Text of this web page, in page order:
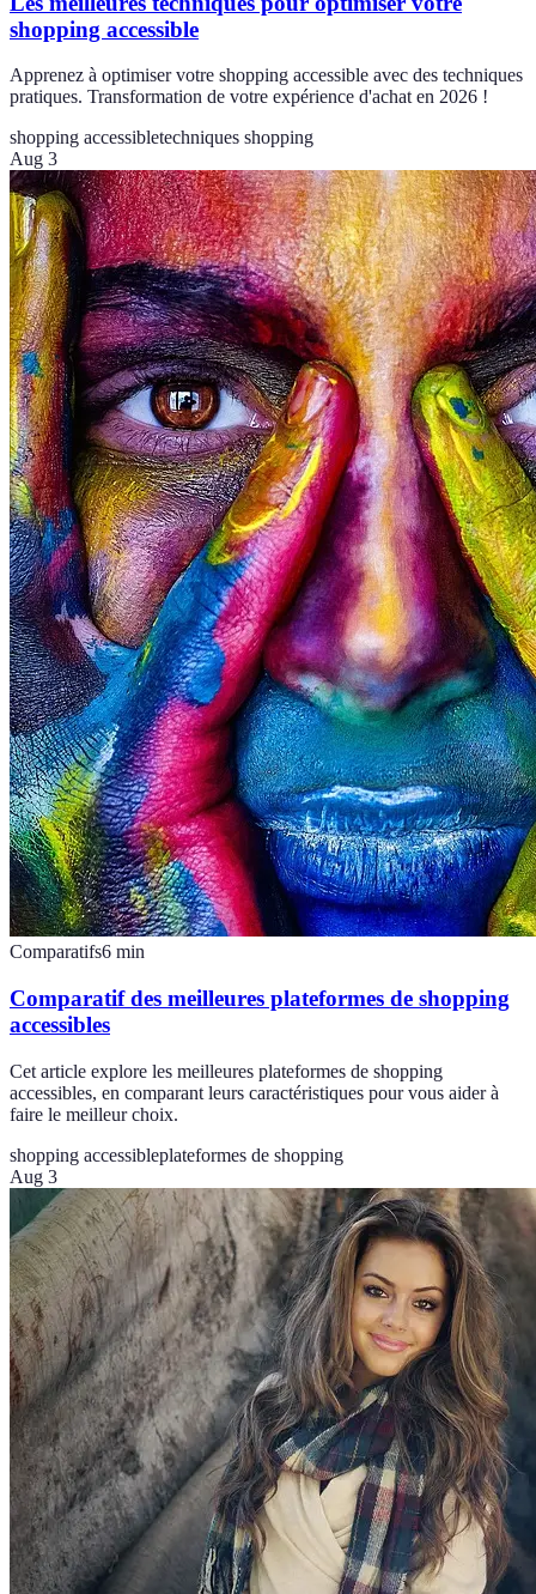
shopping accessible
Apprenez à optimiser votre shopping accessible avec des techniques
pratiques. Transformation de votre expérience d'achat en 2026 !
shopping accessibletechniques shopping
Aug 3
Comparatifs6 min
Comparatif des meilleures plateformes de shopping
accessibles
Cet article explore les meilleures plateformes de shopping
accessibles, en comparant leurs caractéristiques pour vous aider à
faire le meilleur choix.
shopping accessibleplateformes de shopping
Aug 3